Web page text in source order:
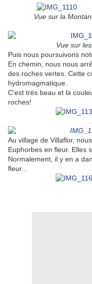
Vue sur la
Vue sur
Puis nous poursuivons
En chemin, nous nous
des roches vertes. Cette
hydromagmatique.
C'est très beau et la
roches!
Au village de Villaflor,
Euphorbes en fleur. Elles
Normalement, il y en a
fleur...